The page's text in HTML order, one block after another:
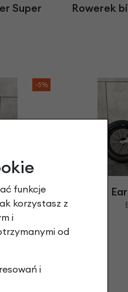
Super
Rowerek
-5%
funkcje
korzystasz z
i
od
i